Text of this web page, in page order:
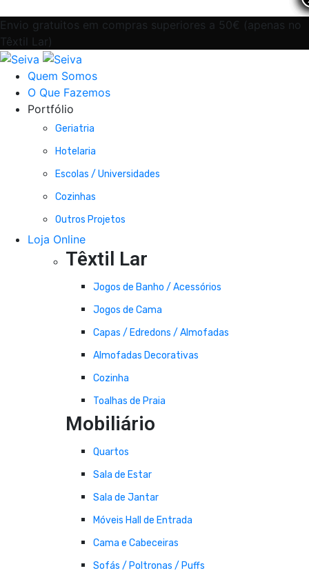
Envio gratuitos em compras superiores a 50€ (apenas no
Têxtil Lar)
Quem Somos
O Que Fazemos
Portfólio
Geriatria
Hotelaria
Escolas / Universidades
Cozinhas
Outros Projetos
Loja Online
Têxtil Lar
Jogos de Banho / Acessórios
Jogos de Cama
Capas / Edredons / Almofadas
Almofadas Decorativas
Cozinha
Toalhas de Praia
Mobiliário
Quartos
Sala de Estar
Sala de Jantar
Móveis Hall de Entrada
Cama e Cabeceiras
Sofás / Poltronas / Puffs